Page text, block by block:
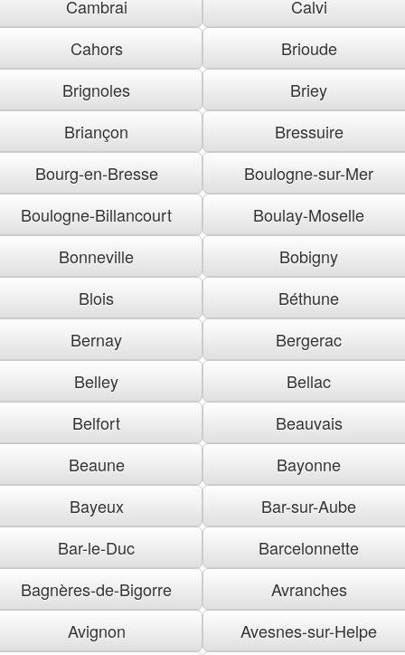
Cambrai
Calvi
Cahors
Brioude
Brignoles
Briey
Briançon
Bressuire
Bourg-en-Bresse
Boulogne-sur-Mer
Boulogne-Billancourt
Boulay-Moselle
Bonneville
Bobigny
Blois
Béthune
Bernay
Bergerac
Belley
Bellac
Belfort
Beauvais
Beaune
Bayonne
Bayeux
Bar-sur-Aube
Bar-le-Duc
Barcelonnette
Bagnères-de-Bigorre
Avranches
Avignon
Avesnes-sur-Helpe